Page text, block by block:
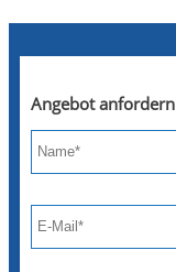
Angebot anfordern